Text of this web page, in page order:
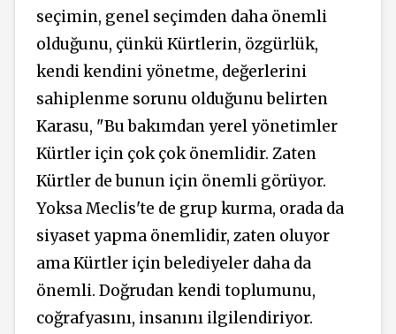
seçimin, genel seçimden daha önemli
olduğunu, çünkü Kürtlerin, özgürlük,
kendi kendini yönetme, değerlerini
sahiplenme sorunu olduğunu belirten
Karasu, "Bu bakımdan yerel yönetimler
Kürtler için çok çok önemlidir. Zaten
Kürtler de bunun için önemli görüyor.
Yoksa Meclis'te de grup kurma, orada da
siyaset yapma önemlidir, zaten oluyor
ama Kürtler için belediyeler daha da
önemli. Doğrudan kendi toplumunu,
coğrafyasını, insanını ilgilendiriyor.